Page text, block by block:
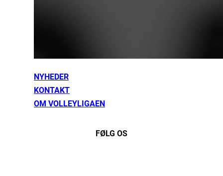
NYHEDER
KONTAKT
OM VOLLEYLIGAEN
FØLG OS